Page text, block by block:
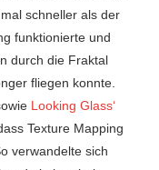
schneller als der
funktionierte und
durch die Fraktal
fliegen konnte.
Looking Glass‘
Texture Mapping
verwandelte sich